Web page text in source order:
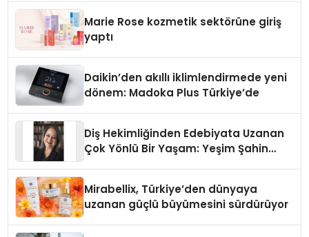
Marie Rose kozmetik sektörüne giriş
yaptı
Daikin’den akıllı iklimlendirmede yeni
dönem: Madoka Plus Türkiye’de
Diş Hekimliğinden Edebiyata Uzanan
Çok Yönlü Bir Yaşam: Yeşim Şahin
Mirabellix, Türkiye’den dünyaya
uzanan güçlü büyümesini sürdürüyor